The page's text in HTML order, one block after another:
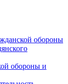
обороны
обороны и